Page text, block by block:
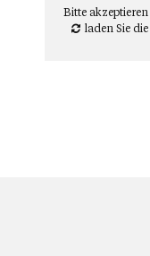
Bitte akzeptieren
laden Sie die